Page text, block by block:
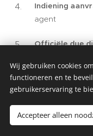
Indiening
agent
Officiële due
Voorlopige
controle
Investering
Wij gebruiken cookies
functioneren en te
gebruikerservaring te
Accepteer alleen